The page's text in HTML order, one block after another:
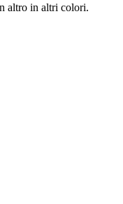
altro in altri colori.